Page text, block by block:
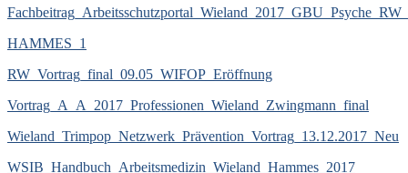
HAMMES_1
RW_Vortrag_final_09.05_WIFOP_Eröffnung
Vortrag_A_A_2017_Professionen_Wieland_Zwingmann_final
Wieland_Trimpop_Netzwerk_Prävention_Vortrag_13.12.2017_Neu
WSIB_Handbuch_Arbeitsmedizin_Wieland_Hammes_2017